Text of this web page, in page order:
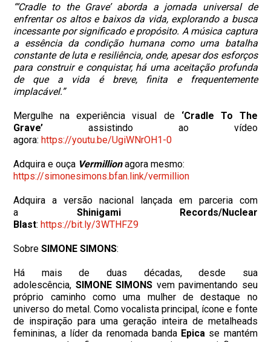
“‘Cradle to the Grave’ aborda a jornada universal de
enfrentar os altos e baixos da vida, explorando a busca
incessante por significado e propósito. A música captura
a essência da condição humana como uma batalha
constante de luta e resiliência, onde, apesar dos esforços
para construir e conquistar, há uma aceitação profunda
de que a vida é breve, finita e frequentemente
implacável.”
Mergulhe na experiência visual de ‘Cradle To The
Grave’assistindo ao vídeo
agora:https://youtu.be/UgiWNrOH1-0
Adquira e ouça Vermillionagora mesmo:
https://simonesimons.bfan.link/vermillion
Adquira a versão nacional lançada em parceria com
a Shinigami Records/Nuclear
Blast:https://bit.ly/3WTHFZ9
SobreSIMONE SIMONS:
Há mais de duas décadas, desde sua
adolescência, SIMONE SIMONS vem pavimentando seu
próprio caminho como uma mulher de destaque no
universo do metal. Como vocalista principal, ícone e fonte
de inspiração para uma geração inteira de metalheads
femininas, a líder da renomada banda Epica se mantém